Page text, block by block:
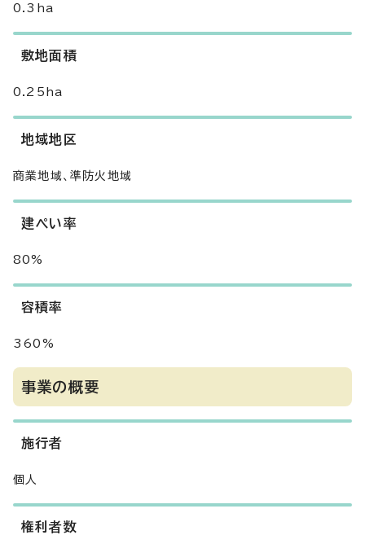
0.3ha
敷地面積
0.25ha
地域地区
商業地域、準防火地域
建ぺい率
80%
容積率
360%
事業の概要
施行者
個人
権利者数